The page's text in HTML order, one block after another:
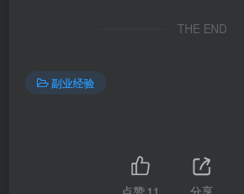
THE END
副业经验